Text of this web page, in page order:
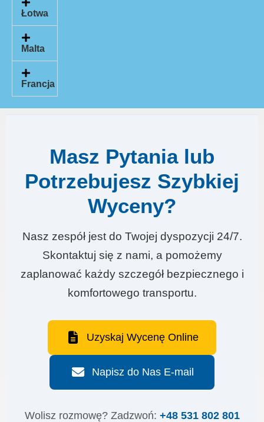
Łotwa
Malta
Francja
Masz Pytania lub
Potrzebujesz Szybkiej
Wyceny?
Nasz zespół jest do Twojej dyspozycji 24/7.
Skontaktuj się z nami, a pomożemy
zaplanować każdy szczegół bezpiecznego i
komfortowego transportu.
Uzyskaj Wycenę Online
Napisz do Nas E-mail
Wolisz rozmowę? Zadzwoń: +48 531 802 801